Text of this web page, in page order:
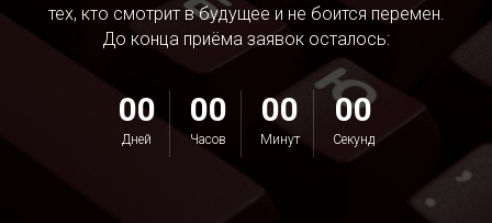
тех, кто смотрит в будущее и не боится перемен.
До конца приёма заявок осталось:
00
Дней
00
Часов
00
Минут
00
Секунд